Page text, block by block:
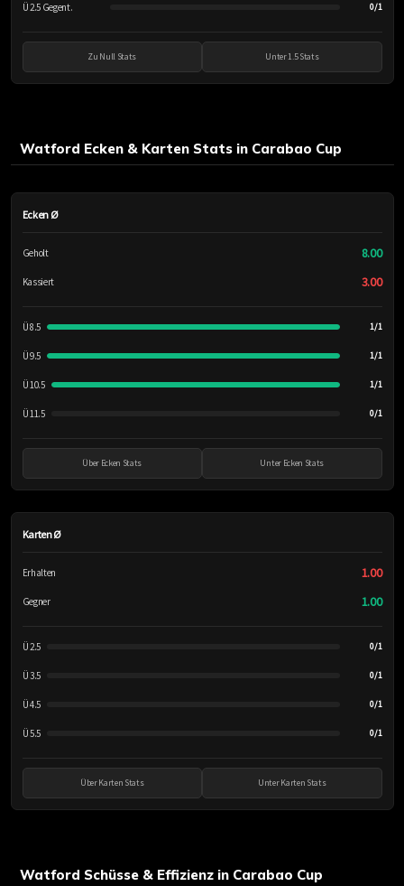
Ü 2.5 Gegent. 0/1
Zu Null Stats Unter 1.5 Stats
Watford Ecken & Karten Stats in Carabao Cup
Ecken Ø
Geholt 8.00
Kassiert 3.00
Ü 8.5 1/1
Ü 9.5 1/1
Ü 10.5 1/1
Ü 11.5 0/1
Über Ecken Stats Unter Ecken Stats
Karten Ø
Erhalten 1.00
Gegner 1.00
Ü 2.5 0/1
Ü 3.5 0/1
Ü 4.5 0/1
Ü 5.5 0/1
Über Karten Stats Unter Karten Stats
Watford Schüsse & Effizienz in Carabao Cup